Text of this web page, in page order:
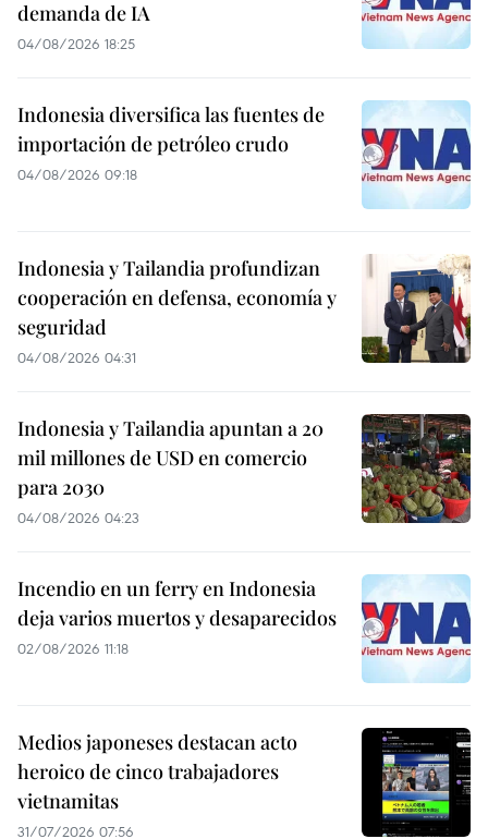
demanda de IA
04/08/2026 18:25
Indonesia diversifica las fuentes de
importación de petróleo crudo
04/08/2026 09:18
Indonesia y Tailandia profundizan
cooperación en defensa, economía y
seguridad
04/08/2026 04:31
Indonesia y Tailandia apuntan a 20
mil millones de USD en comercio
para 2030
04/08/2026 04:23
Incendio en un ferry en Indonesia
deja varios muertos y desaparecidos
02/08/2026 11:18
Medios japoneses destacan acto
heroico de cinco trabajadores
vietnamitas
31/07/2026 07:56